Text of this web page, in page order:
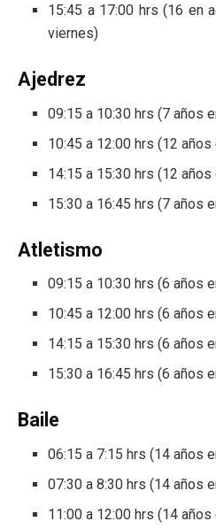
15:45 a 17:00 hrs (16 en
viernes)
Ajedrez
09:15 a 10:30 hrs (7 años
10:45 a 12:00 hrs (12
14:15 a 15:30 hrs (12
15:30 a 16:45 hrs (7 años
Atletismo
09:15 a 10:30 hrs (6 años
10:45 a 12:00 hrs (6 años
14:15 a 15:30 hrs (6 años
15:30 a 16:45 hrs (6 años
Baile
06:15 a 7:15 hrs (14 años
07:30 a 8:30 hrs (14 años
11:00 a 12:00 hrs (14